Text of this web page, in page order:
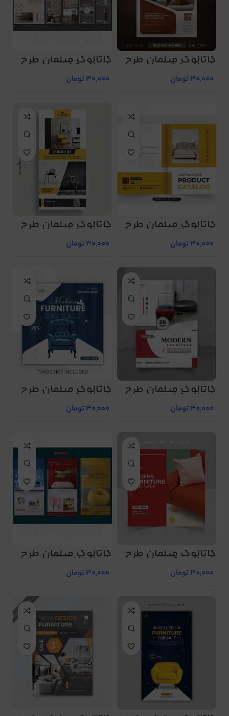
کاتالوگ مبلمان طرح
شماره 55
30,000تومان
کاتالوگ مبلمان طرح
شماره 56
30,000تومان
کاتالوگ مبلمان طرح
شماره 57
30,000تومان
کاتالوگ مبلمان طرح
شماره 58
30,000تومان
کاتالوگ مبلمان طرح
شماره 59
30,000تومان
کاتالوگ مبلمان طرح
شماره 6
30,000تومان
کاتالوگ مبلمان طرح
شماره 60
30,000تومان
کاتالوگ مبلمان طرح
شماره 7
30,000تومان